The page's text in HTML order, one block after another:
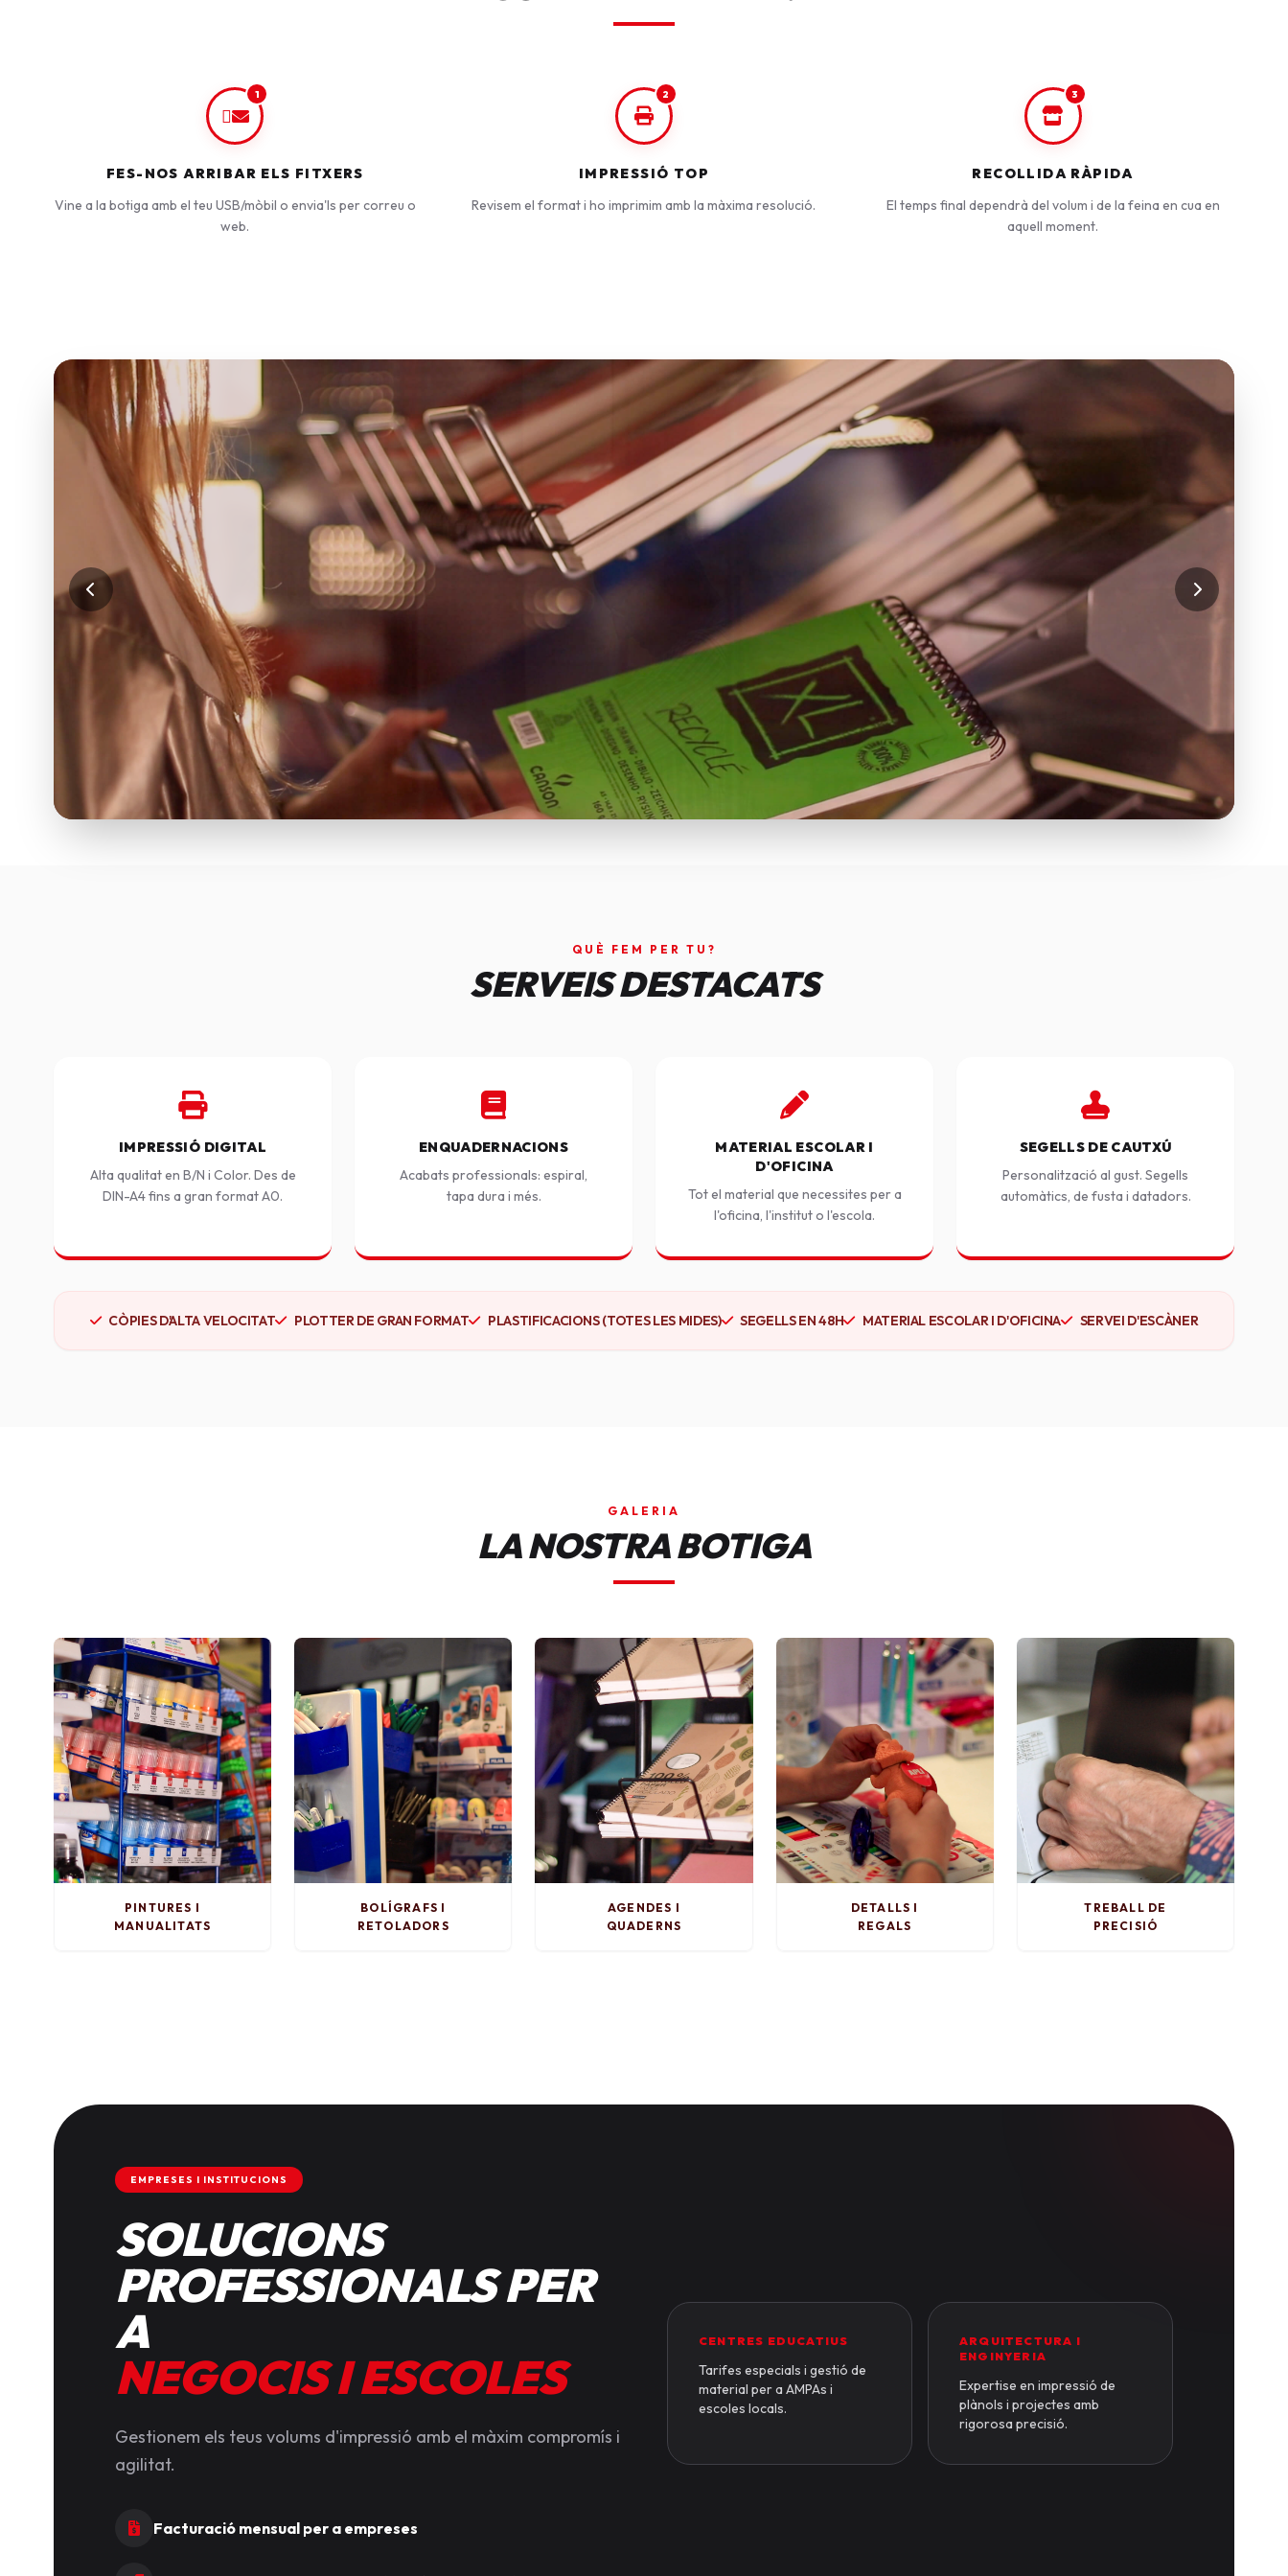
1
FES-NOS ARRIBAR ELS FITXERS
Vine a la botiga amb el teu USB/mòbil o envia'ls per correu o
web.
2
IMPRESSIÓ TOP
Revisem el format i ho imprimim amb la màxima resolució.
3
RECOLLIDA RÀPIDA
El temps final dependrà del volum i de la feina en cua en
aquell moment.
QUÈ FEM PER TU?
SERVEIS DESTACATS
IMPRESSIÓ DIGITAL
Alta qualitat en B/N i Color. Des de
DIN-A4 fins a gran format A0.
ENQUADERNACIONS
Acabats professionals: espiral,
tapa dura i més.
MATERIAL ESCOLAR I
D'OFICINA
Tot el material que necessites per a
l'oficina, l'institut o l'escola.
SEGELLS DE CAUTXÚ
Personalització al gust. Segells
automàtics, de fusta i datadors.
CÒPIES D'ALTA VELOCITAT PLOTTER DE GRAN FORMAT PLASTIFICACIONS (TOTES LES MIDES) SEGELLS EN 48H MATERIAL ESCOLAR I D'OFICINA SERVEI D'ESCÀNER
GALERIA
LA NOSTRA BOTIGA
PINTURES I
MANUALITATS
BOLÍGRAFS I
RETOLADORS
AGENDES I
QUADERNS
DETALLS I
REGALS
TREBALL DE
PRECISIÓ
EMPRESES I INSTITUCIONS
SOLUCIONS
PROFESSIONALS PER
A
NEGOCIS I ESCOLES
Gestionem els teus volums d'impressió amb el màxim compromís i
agilitat.
Facturació mensual per a empreses
CENTRES EDUCATIUS
Tarifes especials i gestió de
material per a AMPAs i
escoles locals.
ARQUITECTURA I
ENGINYERIA
Expertise en impressió de
plànols i projectes amb
rigorosa precisió.